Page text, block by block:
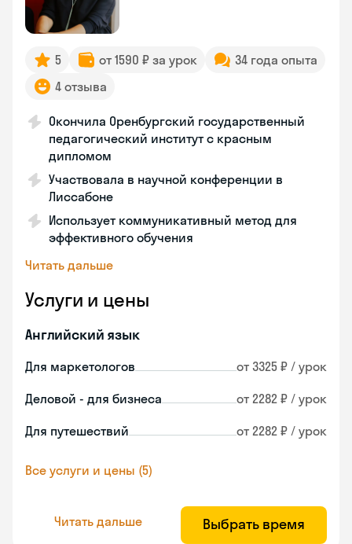
5 от 1590 ₽ за урок
34 года опыта
4 отзыва
Окончила Оренбургский государственный
педагогический институт с красным
дипломом
Участвовала в научной конференции в
Лиссабоне
Использует коммуникативный метод для
эффективного обучения
Читать дальше
Услуги и цены
Английский язык
Для маркетологов от 3325 ₽ / урок
Деловой - для бизнеса от 2282 ₽ / урок
Для путешествий от 2282 ₽ / урок
Все услуги и цены (5)
Читать дальше Выбрать время